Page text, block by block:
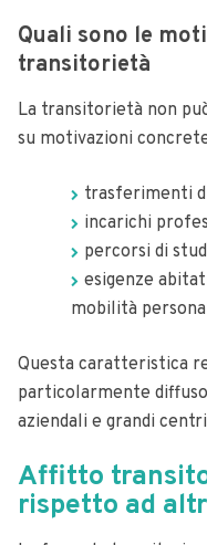
Quali sono le
transitorietà
La transitorietà non
su motivazioni
trasferimenti
incarichi
percorsi di
esigenze
mobilità
Questa caratteristica
particolarmente
aziendali e grandi
Affitto
rispetto ad